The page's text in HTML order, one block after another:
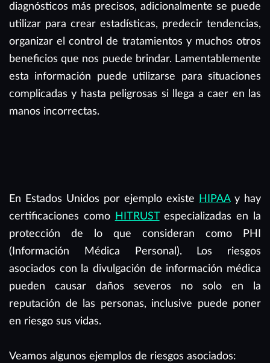
diagnósticos más precisos, adicionalmente se puede
utilizar para crear estadísticas, predecir tendencias,
organizar el control de tratamientos y muchos otros
beneficios que nos puede brindar. Lamentablemente
esta información puede utilizarse para situaciones
complicadas y hasta peligrosas si llega a caer en las
manos incorrectas.
En Estados Unidos por ejemplo existe HIPAAy hay
certificaciones como HITRUSTespecializadas en la
protección de lo que consideran como PHI
(Información Médica Personal). Los riesgos
asociados con la divulgación de información médica
pueden causar daños severos no solo en la
reputación de las personas, inclusive puede poner
en riesgo sus vidas.
Veamos algunos ejemplos de riesgos asociados: